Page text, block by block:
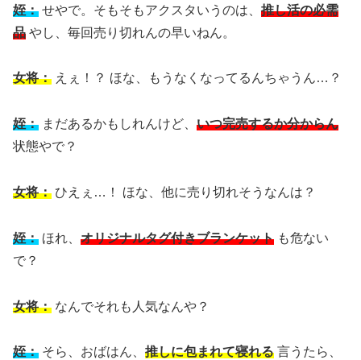
姪： せやで。そもそもアクスタいうのは、 推し活の必需
品 やし、毎回売り切れんの早いねん。
女将： えぇ！？ ほな、もうなくなってるんちゃうん…？
姪： まだあるかもしれんけど、 いつ完売するか分からん
状態やで？
女将： ひえぇ…！ ほな、他に売り切れそうなんは？
姪： ほれ、 オリジナルタグ付きブランケット も危ない
で？
女将： なんでそれも人気なんや？
姪： そら、おばはん、 推しに包まれて寝れる 言うたら、